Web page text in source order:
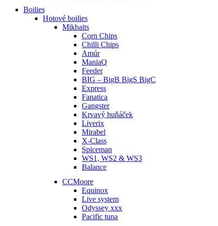
Boilies
Hotové boilies
Mikbaits
Corn Chips
Chilli Chips
Amúr
ManiaQ
Feeder
BIG – BigB BigS BigC
Express
Fanatica
Gangster
Krvavý huňáček
Liverix
Mirabel
X-Class
Spiceman
WS1, WS2 & WS3
Balance
CCMoore
Equinox
Live system
Odyssey xxx
Pacific tuna